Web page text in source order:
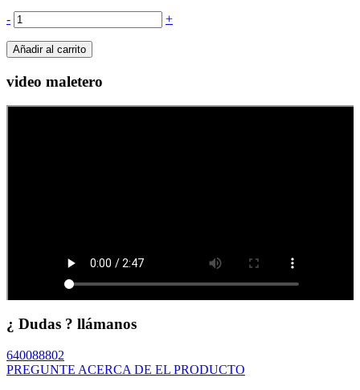
- +
Añadir al carrito
video maletero
¿ Dudas ? llámanos
640088802
PREGUNTE ACERCA DE EL PRODUCTO